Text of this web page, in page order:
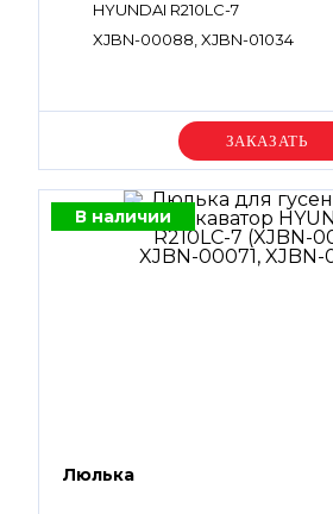
HYUNDAI R210LC-7
XJBN-00088, XJBN-01034
Уточняйте цену
В наличии
Люлька